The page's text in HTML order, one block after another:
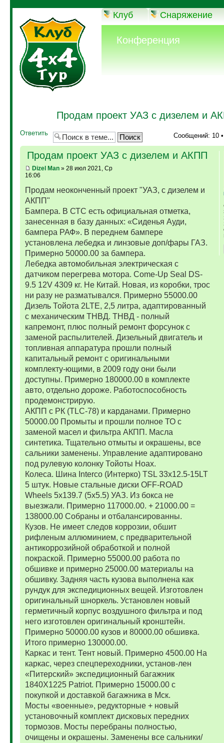
Клуб Снаряжение
Конференция
Продам проект УАЗ с дизелем и
Ответить Сообщений: 10
Продам проект УАЗ с дизелем и АКПП
Dizel Man» 28 июл 2021, Ср
16:06
Продам неоконченный проект "УАЗ, с дизелем и
АКПП"
Бампера. В СТС есть официальная отметка,
занесенная в базу данных: «Сиденья Ауди,
бампера РАФ». В переднем бампере
установлена лебедка и линзовые доп/фары ГАЗ.
Примерно 50000.00 за бампера.
Лебедка автомобильная электрическая с
датчиком перегрева мотора. Come-Up Seal DS-
9.5 12V 4309 кг. Не Китай. Новая, из коробки, трос
ни разу не разматывался. Примерно 55000.00
Дизель Тойота 2LTE, 2,5 литра, адаптированный
с механическим ТНВД. ТНВД - полный
капремонт, плюс полный ремонт форсунок с
заменой распылителей. Дизельный двигатель и
топливная аппаратура прошли полный
капитальный ремонт с оригинальными
комплекту-ющими, в 2009 году они были
доступны. Примерно 180000.00 в комплекте
авто, отдельно дороже. Работоспособность
продемонстрирую.
АКПП с РК (TLC-78) и карданами. Примерно
50000.00 Промыты и прошли полное ТО с
заменой масел и фильтра АКПП. Масла
синтетика. Тщательно отмыты и окрашены, все
сальники заменены. Управление адаптировано
под рулевую колонку Тойоты Ноах.
Колеса. Шина Interco (Интерко) TSL 33x12.5-15LT
5 штук. Новые стальные диски OFF-ROAD
Wheels 5x139.7 (5x5.5) УАЗ. Из бокса не
выезжали. Примерно 117000.00. + 21000.00 =
138000.00 Собраны и отбалансированны.
Кузов. Не имеет следов коррозии, обшит
рифленым аллюминием, с предварительной
антикоррозийной обработкой и полной
покраской. Примерно 55000.00 работа по
обшивке и примерно 25000.00 материалы на
обшивку. Задняя часть кузова выполнена как
рундук для экспедиционных вещей. Изготовлен
оригинальный шноркель. Установлен новый
герметичный корпус воздушного фильтра и под
него изготовлен оригинальный кронштейн.
Примерно 50000.00 кузов и 80000.00 обшивка.
Итого примерно 130000.00.
Каркас и тент. Тент новый. Примерно 4500.00 На
каркас, через спецпереходники, установ-лен
«Питерский» экспедиционный багажник
1840Х1225 Patriot. Примерно 15000.00 с
покупкой и доставкой багажника в Мск.
Мосты «военные», редукторные + новый
установочный комплект дисковых передних
тормозов. Мосты перебраны полностью,
очищены и окрашены. Заменены все сальники/